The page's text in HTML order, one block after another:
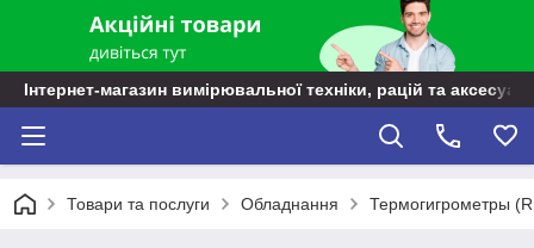
Інтернет-магазин вимірювальної техніки, рацій та
Товари та послуги Обладнання Термогигрометры